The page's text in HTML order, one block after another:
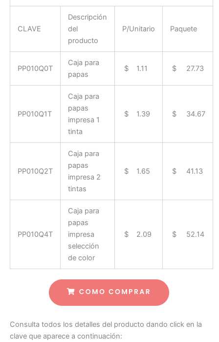
CLAVE
Descripción
del
producto
P/Unitario Paquete
PP010Q0T
Caja para
papas
$ 1.11 $ 27.73
PP010Q1T
Caja para
papas
impresa 1
tinta
$ 1.39 $ 34.67
PP010Q2T
Caja para
papas
impresa 2
tintas
$ 1.65 $ 41.13
PP010Q4T
Caja para
papas
impresa
selección
de color
$ 2.09 $ 52.14
Consulta todos los detalles del producto dando click en la
clave que aparece a continuación: